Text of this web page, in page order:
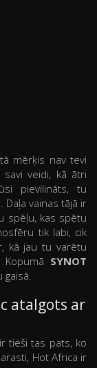
mērķis nav tevi
veidi, kā ātri
pievilināts, tu
Daļa vainas tājā ir
spēļu, kas spētu
tik labi, cik
kā jau tu varētu
SYNOT
gaisā.
atalgots ar
tieši tas pats, ko
Hot Africa ir